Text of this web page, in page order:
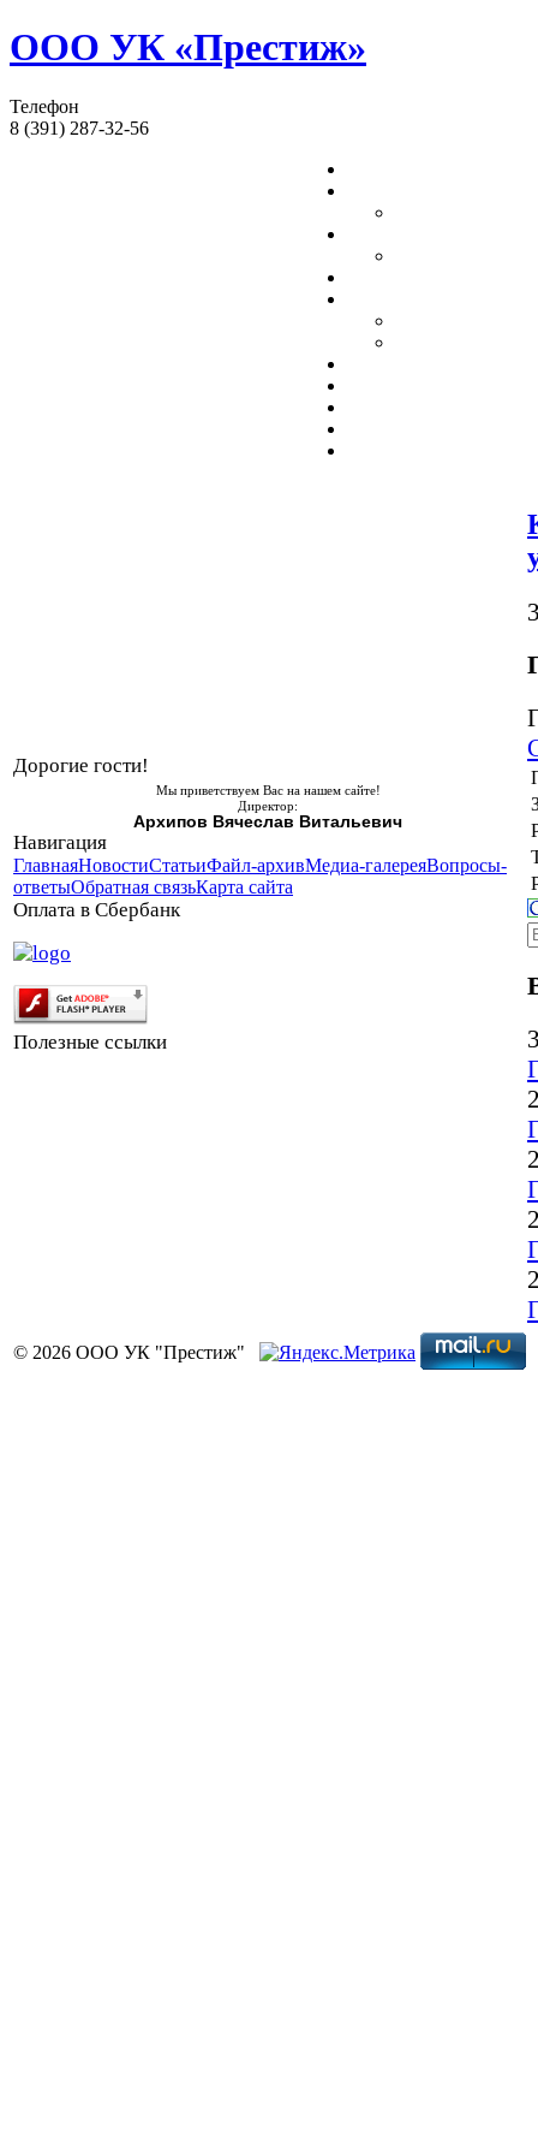
ООО УК «Престиж»
Телефон
8 (391) 287-32-56
Дорогие гости!
Мы приветствуем Вас на нашем сайте!
Директор:
Архипов Вячеслав Витальевич
Навигация
ГлавнаяНовостиСтатьиФайл-архивМедиа-галереяВопросы-
ответыОбратная связьКарта сайта
Оплата в Сбербанк
Полезные ссылки
© 2026 ООО УК "Престиж"